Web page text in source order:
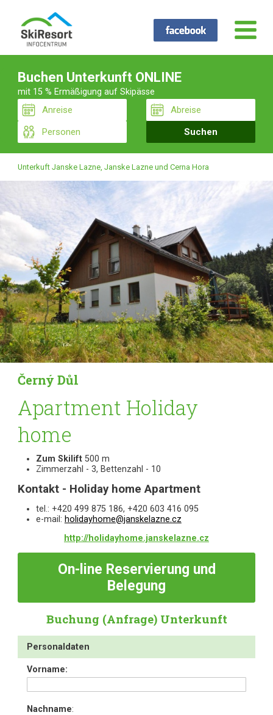
Buchen Unterkunft ONLINE
mit 15 % Ermäßigung auf Skipässe
Unterkuft Janske Lazne, Janske Lazne und Cerna Hora
Černý Důl
Apartment Holiday
home
Zum Skilift 500 m
Zimmerzahl - 3, Bettenzahl - 10
Kontakt - Holiday home Apartment
tel.: +420 499 875 186, +420 603 416 095
e-mail: holidayhome@janskelazne.cz
http://holidayhome.janskelazne.cz
On-line Reservierung und
Belegung
Buchung (Anfrage) Unterkunft
Personaldaten
Vorname:
Nachname: